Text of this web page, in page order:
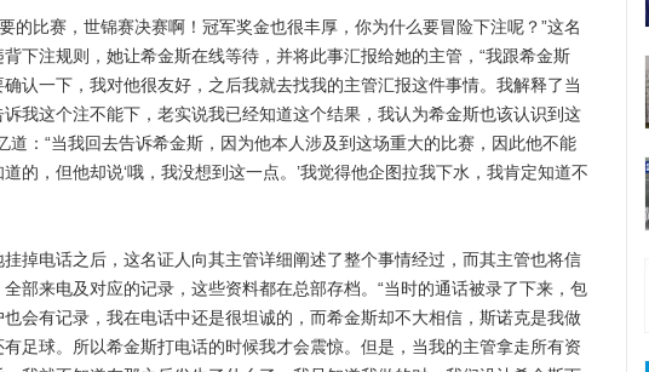
比赛，世锦赛决赛啊！冠军奖金也很丰厚，你为什么要冒险下注呢？”这名
下注规则，她让希金斯在线等待，并将此事汇报给她的主管，“我跟希金斯
认一下，我对他很友好，之后我就去找我的主管汇报这件事情。我解释了当
我这个注不能下，老实说我已经知道这个结果，我认为希金斯也该认识到这
道：“当我回去告诉希金斯，因为他本人涉及到这场重大的比赛，因此他不能
的，但他却说‘哦，我没想到这一点。’我觉得他企图拉我下水，我肯定知道不
电话之后，这名证人向其主管详细阐述了整个事情经过，而其主管也将信
部来电及对应的记录，这些资料都在总部存档。“当时的通话被录了下来，包
会有记录，我在电话中还是很坦诚的，而希金斯却不大相信，斯诺克是我做
足球。所以希金斯打电话的时候我才会震惊。但是，当我的主管拿走所有资